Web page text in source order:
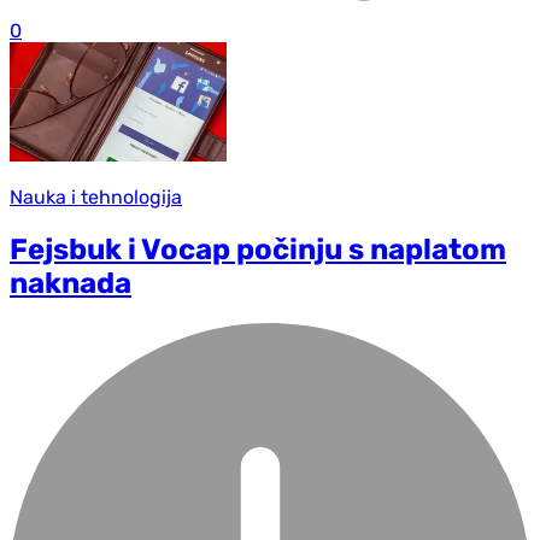
0
Nauka i tehnologija
Fejsbuk i Vocap počinju s naplatom
naknada